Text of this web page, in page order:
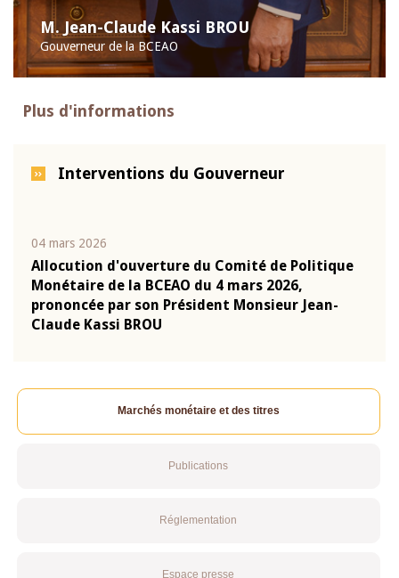
M. Jean-Claude Kassi BROU
Gouverneur de la BCEAO
Plus d'informations
Interventions du Gouverneur
04 mars 2026
Allocution d'ouverture du Comité de Politique
Monétaire de la BCEAO du 4 mars 2026,
prononcée par son Président Monsieur Jean-
Claude Kassi BROU
Marchés monétaire et des titres
Publications
Réglementation
Espace presse